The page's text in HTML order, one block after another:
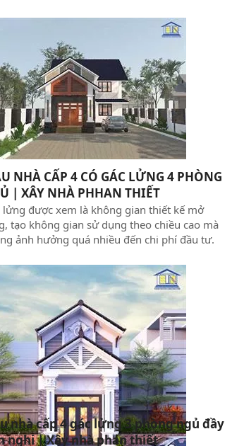
dáng, phong cách kiến trúc, công năng sử
Để chủ đầu tư có nhiều lựa chọn cho mẫu
cấp 4, Xây Dựng Thuận Nguyên xin giới thiệu
độc giả mẫu nhà cấp 4 chữ L 2 phòng ngủ
thờ ngay sau đây!
NHÀ CẤP 4 CÓ GÁC LỬNG 4 PHÒNG
| XÂY NHÀ PHHAN THIẾT
lửng được xem là không gian thiết kế mở
tạo không gian sử dụng theo chiều cao mà
ảnh hưởng quá nhiều đến chi phí đầu tư.
được xem là mô hình nhà thấp tầng nhưng
gian chẳng khác nhà cao tầng là mấy.
nhà cấp 4 gác lửng 3 phòng ngủ đầy
nghi | Xây nhà phan thiết